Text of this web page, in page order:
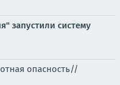
запустили систему
опасность//